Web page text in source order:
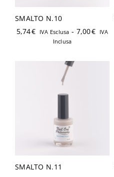
Ricordami
SMALTO N.10
5,74€ IVA Esclusa - 7,00€ IVA
Inclusa
SMALTO N.11